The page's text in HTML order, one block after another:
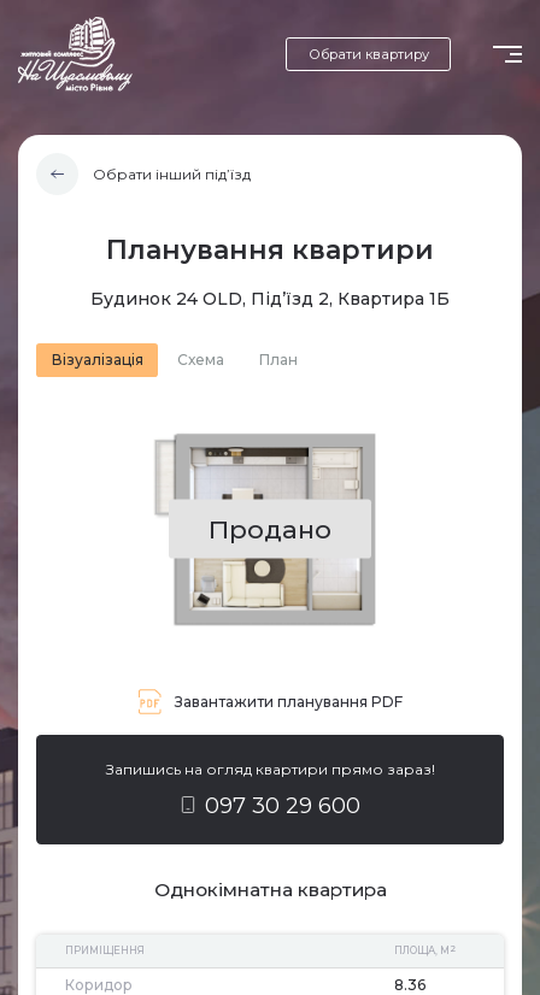
Обрати квартиру
Обрати інший під’їзд
Планування квартири
Будинок 24 OLD, Під’їзд 2, Квартира 1Б
Однокімнатна квартира
ПРИМІЩЕННЯ ПЛОЩА, М 2
Коридор
8.36
Візуалізація Схема План
Продано
Завантажити планування PDF
Запишись на огляд квартири прямо зараз!
097 30 29 600